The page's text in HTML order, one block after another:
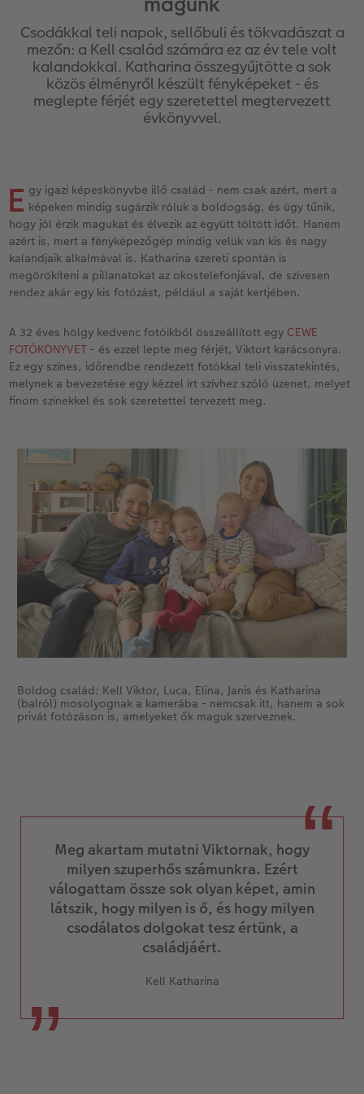
Vásárlói mintakönyvek
Így működik
Kids CEWE FOTÓKÖNYV
Art Collection CEWE FOTÓKÖNYV
CEWE myPhotos
Matt Prints
Képméretek
Prémium poszter
Art Prints
Fényképtároló dobozok
Fotócsomagok
Fotómatrica
Matrica nyomtatás azonnal
Kiegészítők
Direkt nyomtatású alufotó
Galériafotó
Habkarton
Esküvői köszöntő tábla
Hexxas
Fafotó
Többrészes fali dekoráció
Fotószalag
XXL Retró fotó
CEWE myPhotos
Üdvözlőkártyák
Kiskedvencek világa
Iskolaszer és irodaszer
Fényképes ajándékdobozok
Art Prints
Fényképes naptárak
CEWE FOTÓKÖNYV Kids
Kiegészítők
CEWE myPhotos
CEWE PHOTO AWARD FOTÓPÁLYÁZAT
Fotózási tippek és trükkök
Hogyan készíts jobb képeket a
Híreink
Egyedi ajándékötletek
Ajándékötletek szeretteinek
Utazás
Ballagás
CEWE myPhotos
Csodákkal teli napok, sellőbuli és tökvadászat a
mezőn: a Kell család számára ez az év tele volt
kalandokkal. Katharina összegyűjtötte a sok
közös élményről készült fényképeket - és
meglepte férjét egy szeretettel megtervezett
évkönyvvel.
E gy igazi képeskönyvbe illő család - nem csak azért, mert a
képeken mindig sugárzik róluk a boldogság, és úgy tűnik,
hogy jól érzik magukat és élvezik az együtt töltött időt. Hanem
azért is, mert a fényképezőgép mindig velük van kis és nagy
kalandjaik alkalmával is. Katharina szereti spontán is
megörökíteni a pillanatokat az okostelefonjával, de szívesen
rendez akár egy kis fotózást, például a saját kertjében.
A 32 éves hölgy kedvenc fotóikból összeállított egy CEWE
FOTÓKÖNYVET - és ezzel lepte meg férjét, Viktort karácsonyra.
Ez egy színes, időrendbe rendezett fotókkal teli visszatekintés,
melynek a bevezetése egy kézzel írt szívhez szóló üzenet, melyet
finom színekkel és sok szeretettel tervezett meg.
Boldog család: Kell Viktor, Luca, Elina, Janis és Katharina
(balról) mosolyognak a kamerába - nemcsak itt, hanem a sok
privát fotózáson is, amelyeket ők maguk szerveznek.
Meg akartam mutatni Viktornak, hogy
milyen szuperhős számunkra. Ezért
válogattam össze sok olyan képet, amin
látszik, hogy milyen is ő, és hogy milyen
csodálatos dolgokat tesz értünk, a
családjáért.
Kell Katharina